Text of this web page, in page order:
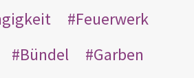
Feuerwerk
Bündel
Garben